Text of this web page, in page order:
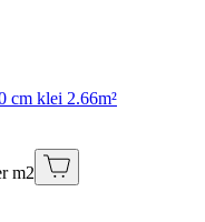
cm klei 2.66m²
m2